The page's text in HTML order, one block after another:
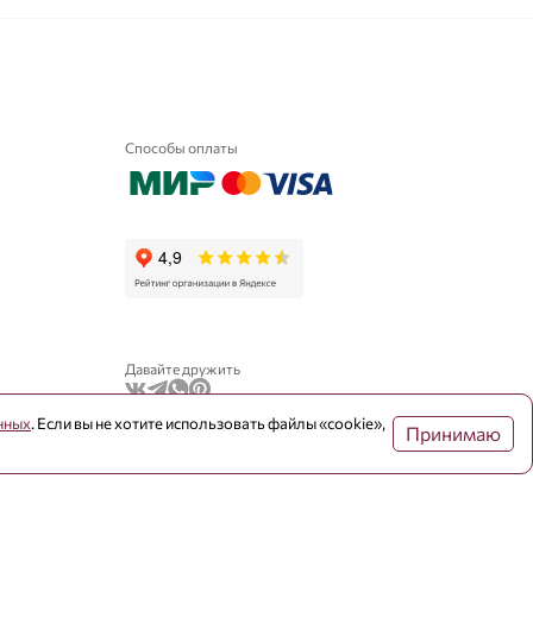
Способы оплаты
Давайте дружить
. Если вы не хотите использовать файлы «cookie»,
Принимаю